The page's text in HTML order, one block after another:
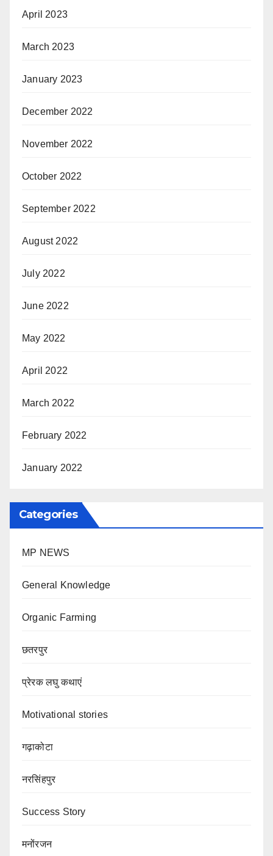
April 2023
March 2023
January 2023
December 2022
November 2022
October 2022
September 2022
August 2022
July 2022
June 2022
May 2022
April 2022
March 2022
February 2022
January 2022
Categories
MP NEWS
General Knowledge
Organic Farming
छतरपुर
प्रेरक लघु कथाएं
Motivational stories
गढ़ाकोटा
नरसिंहपुर
Success Story
मनोंरजन